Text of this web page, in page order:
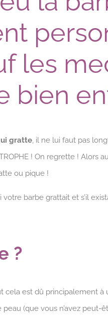
les
bien
gratte, il ne lui faut pas
! On regrette ! Alors
ou pique !
barbe grattait et s’il
?
cela est dû principalement à
(que vous n’avez peut-